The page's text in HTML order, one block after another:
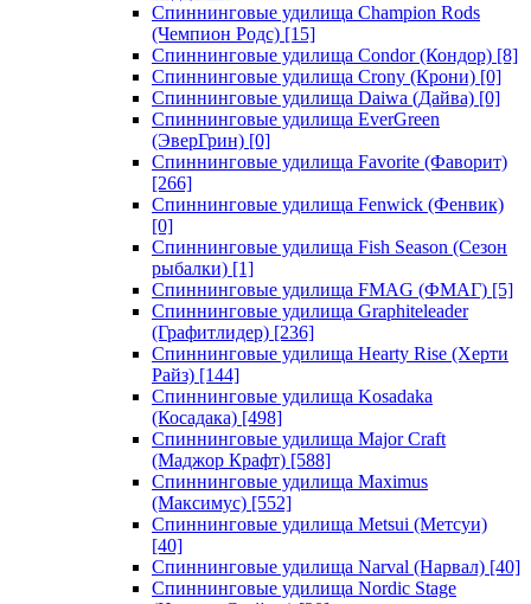
Спиннинговые удилища Champion Rods
(Чемпион Родс) [15]
Спиннинговые удилища Condor (Кондор) [8]
Спиннинговые удилища Crony (Крони) [0]
Спиннинговые удилища Daiwa (Дайва) [0]
Спиннинговые удилища EverGreen
(ЭверГрин) [0]
Спиннинговые удилища Favorite (Фаворит)
[266]
Спиннинговые удилища Fenwick (Фенвик)
[0]
Спиннинговые удилища Fish Season (Сезон
рыбалки) [1]
Спиннинговые удилища FMAG (ФМАГ) [5]
Спиннинговые удилища Graphiteleader
(Графитлидер) [236]
Спиннинговые удилища Hearty Rise (Херти
Райз) [144]
Спиннинговые удилища Kosadaka
(Косадака) [498]
Спиннинговые удилища Major Craft
(Маджор Крафт) [588]
Спиннинговые удилища Maximus
(Максимус) [552]
Спиннинговые удилища Metsui (Метсуи)
[40]
Спиннинговые удилища Narval (Нарвал) [40]
Спиннинговые удилища Nordic Stage